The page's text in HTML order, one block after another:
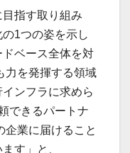
目指す取り組み
1つの姿を示し
ベース全体を対
力を発揮する領域
ンフラに求めら
できるパートナ
企業に届けること
す」と、